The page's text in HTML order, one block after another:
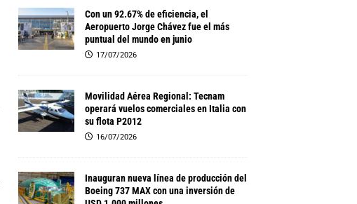
Con un 92.67% de eficiencia, el
Aeropuerto Jorge Chávez fue el más
puntual del mundo en junio
17/07/2026
Movilidad Aérea Regional: Tecnam
operará vuelos comerciales en Italia con
su flota P2012
16/07/2026
Inauguran nueva línea de producción del
Boeing 737 MAX con una inversión de